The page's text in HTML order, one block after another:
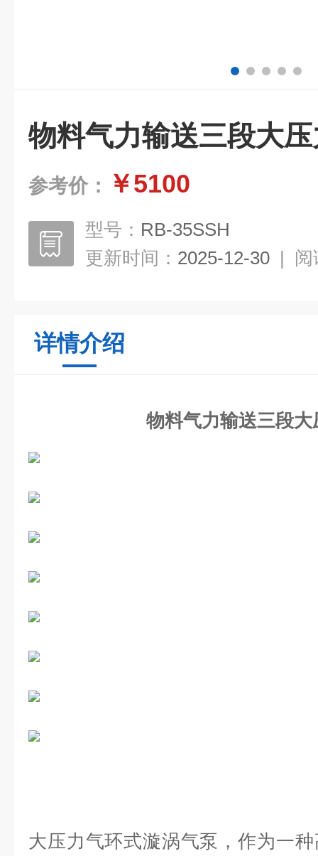
物料气力输送三段大
参考价： ￥5100
型号： RB-35SSH
更新时间： 2025-12-30 | 阅
详情介绍
物料气力输送三段大
大压力气环式漩涡气泵，作为一